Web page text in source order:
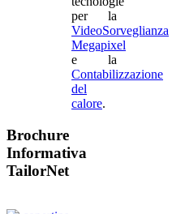
per la
VideoSorveglianza
Megapixel
e la
Contabilizzazione
del
calore.
Brochure
Informativa
TailorNet